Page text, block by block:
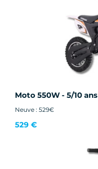
Moto 550W - 5/10 ans
Neuve : 529€
529 €